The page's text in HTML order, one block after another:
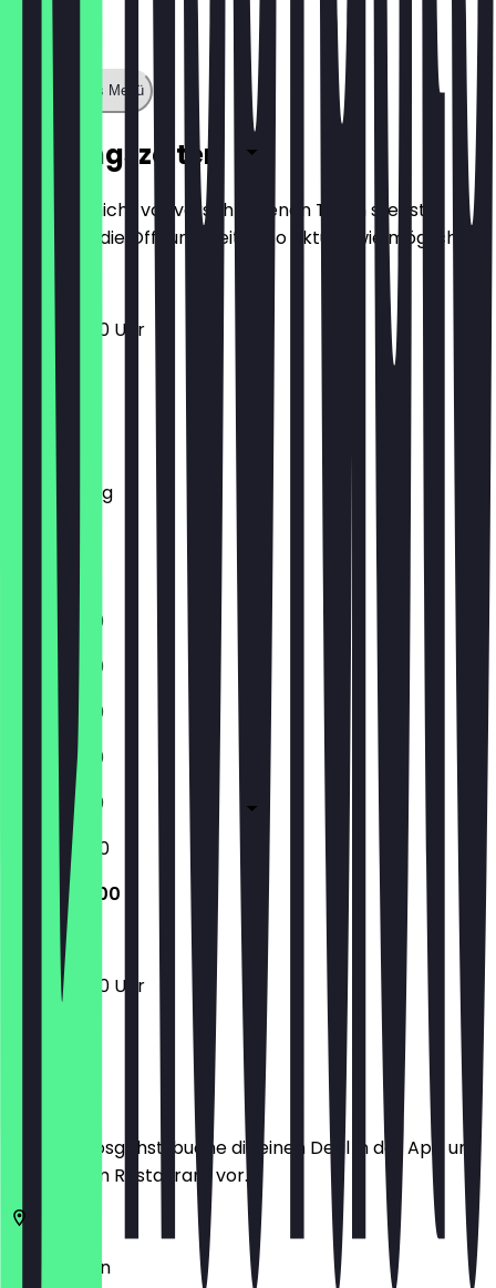
Zeige ganzes Menü
Öffnungszeiten
Damit du nicht vor verschlossenen Türen stehst,
halten wir die Öffnungszeiten so aktuell wie möglich.
12:00 - 21:00 Uhr
Montag
Dienstag
Mittwoch
Donnerstag
11:30 - 21:00
11:30 - 21:00
11:30 - 21:00
11:30 - 21:00
11:30 - 21:00
12:00 - 21:00
12:00 - 21:00
12:00 - 21:00 Uhr
Bevor du losgehst, buche dir einen Deal in der App und
zeige ihn im Restaurant vor.
Berlin